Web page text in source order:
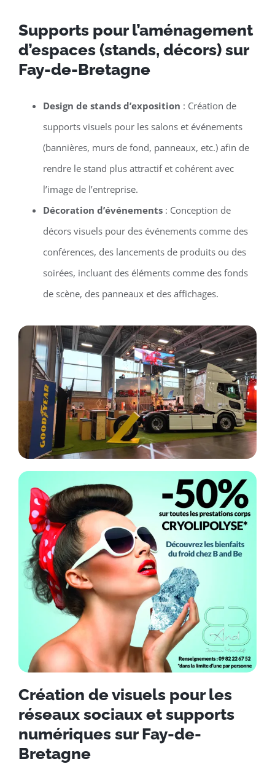
Supports pour l’aménagement
d’espaces (stands, décors) sur
Fay-de-Bretagne
Design de stands d’exposition : Création de
supports visuels pour les salons et événements
(bannières, murs de fond, panneaux, etc.) afin de
rendre le stand plus attractif et cohérent avec
l’image de l’entreprise.
Décoration d’événements: Conception de
décors visuels pour des événements comme des
conférences, des lancements de produits ou des
soirées, incluant des éléments comme des fonds
de scène, des panneaux et des affichages.
Création de visuels pour les
réseaux sociaux et supports
numériques sur Fay-de-
Bretagne